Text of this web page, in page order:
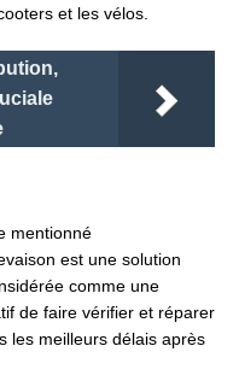
et les vélos.
mentionné
est une solution
comme une
de faire vérifier et réparer
les meilleurs délais après